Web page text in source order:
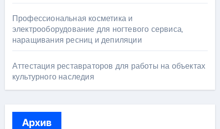
Профессиональная косметика и
электрооборудование для ногтевого сервиса,
наращивания ресниц и депиляции
Аттестация реставраторов для работы на объектах
культурного наследия
Архив